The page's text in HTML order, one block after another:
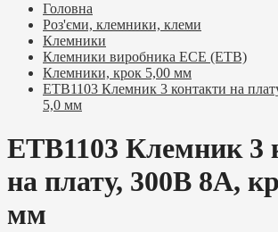
Головна
Роз'єми, клемники, клеми
Клемники
Клемники виробника ЕСЕ (ETB)
Клемники, крок 5,00 мм
ETB1103 Клемник 3 контакти на
5,0 мм
ETB1103 Клемник 3
на плату, 300В 8А,
мм